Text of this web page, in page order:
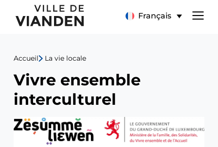
Vivre
ensemble
Français
Menu
navigation
principal
Accueil La vie locale
Vivre ensemble
interculturel